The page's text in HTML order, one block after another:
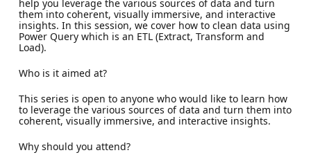
help you leverage the various sources of data and turn
them into coherent, visually immersive, and interactive
insights. In this session, we cover how to clean data using
Power Query which is an ETL (Extract, Transform and
Load).
Who is it aimed at?
This series is open to anyone who would like to learn how
to leverage the various sources of data and turn them into
coherent, visually immersive, and interactive insights.
Why should you attend?